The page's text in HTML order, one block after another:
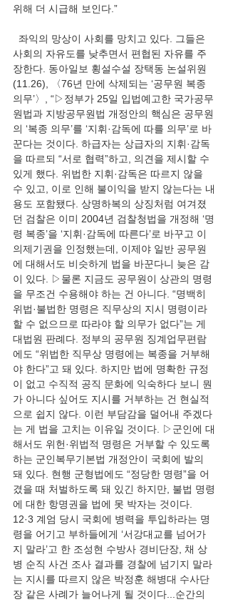
위해 더 시급해 보인다.”
좌익의 망상이 사회를 망치고 있다. 그들은
사회의 자유도를 낮추면서 편협된 자유를 주
장한다. 동아일보 횡설수설 장택동 논설위원
(11.26), 〈76년 만에 삭제되는 ‘공무원 복종
의무’〉, “▷정부가 25일 입법예고한 국가공무
원법과 지방공무원법 개정안의 핵심은 공무원
의 ‘복종 의무’를 ‘지휘·감독에 따를 의무’로 바
꾼다는 것이다. 하급자는 상급자의 지휘·감독
을 따르되 “서로 협력”하고, 의견을 제시할 수
있게 했다. 위법한 지휘·감독은 따르지 않을
수 있고, 이로 인해 불이익을 받지 않는다는 내
용도 포함됐다. 상명하복의 상징처럼 여겨졌
던 검찰은 이미 2004년 검찰청법을 개정해 ‘명
령 복종’을 ‘지휘·감독에 따른다’로 바꾸고 이
의제기권을 인정했는데, 이제야 일반 공무원
에 대해서도 비슷하게 법을 바꾼다니 늦은 감
이 있다. ▷물론 지금도 공무원이 상관의 명령
을 무조건 수용해야 하는 건 아니다. “명백히
위법·불법한 명령은 직무상의 지시 명령이라
할 수 없으므로 따라야 할 의무가 없다”는 게
대법원 판례다. 정부의 공무원 징계업무편람
에도 “위법한 직무상 명령에는 복종을 거부해
야 한다”고 돼 있다. 하지만 법에 명확한 규정
이 없고 수직적 공직 문화에 익숙하다 보니 뭔
가 아니다 싶어도 지시를 거부하는 건 현실적
으로 쉽지 않다. 이런 부담감을 덜어내 주겠다
는 게 법을 고치는 이유일 것이다. ▷군인에 대
해서도 위헌·위법적 명령은 거부할 수 있도록
하는 군인복무기본법 개정안이 국회에 발의
돼 있다. 현행 군형법에도 “정당한 명령”을 어
겼을 때 처벌하도록 돼 있긴 하지만, 불법 명령
에 대한 항명권을 법에 못 박자는 것이다.
12·3 계엄 당시 국회에 병력을 투입하라는 명
령을 어기고 부하들에게 ‘서강대교를 넘어가
지 말라’고 한 조성현 수방사 경비단장, 채 상
병 순직 사건 조사 결과를 경찰에 넘기지 말라
는 지시를 따르지 않은 박정훈 해병대 수사단
장 같은 사례가 늘어나게 될 것이다...순간의